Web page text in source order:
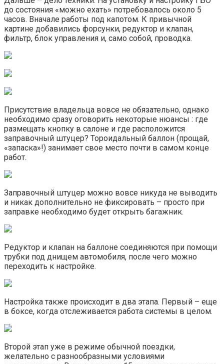
до состояния «можно ехать» потребовалось около 5
часов. Вначале работы под капотом. К привычной
картине добавились форсунки, редуктор и клапан,
фильтр, блок управления и, само собой, проводка.
Присутствие владельца вовсе не обязательно, однако
необходимо сразу оговорить некоторые нюансы : где
размещать кнопку в салоне и где расположится
заправочный штуцер? Тороидальный баллон (прощай,
«запаска»!) занимает свое место почти в самом конце
работ.
Заправочный штуцер можно вовсе никуда не выводить
и никак дополнительно не фиксировать – просто при
заправке необходимо будет открыть багажник.
Редуктор и клапан на баллоне соединяются при помощи
трубки под днищем автомобиля, после чего можно
переходить к настройке.
Настройка также происходит в два этапа. Первый – еще
в боксе, когда отслеживается работа системы в целом.
Второй этап уже в режиме обычной поездки,
желательно с разнообразными условиями